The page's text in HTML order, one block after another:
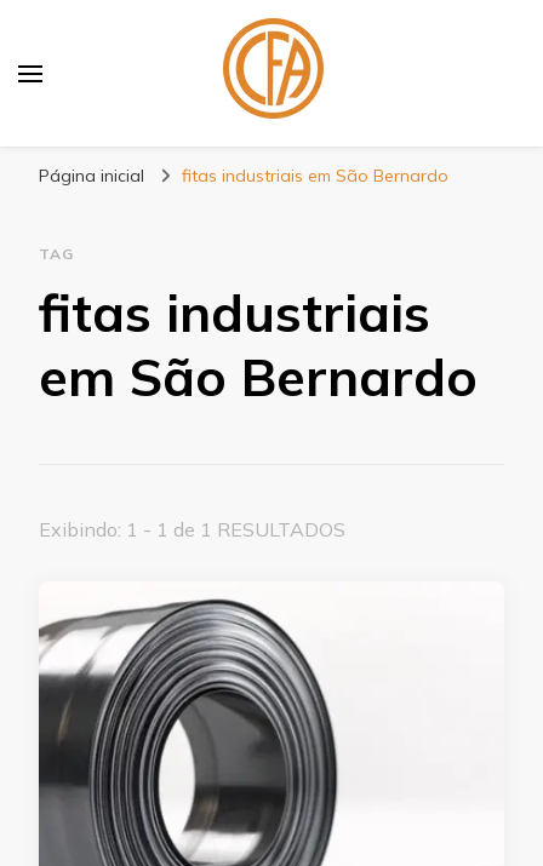
Página inicial fitas industriais em São Bernardo
TAG
fitas industriais
em São Bernardo
Exibindo: 1 - 1 de 1 RESULTADOS